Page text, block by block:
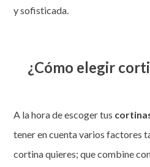
y sofisticada.
¿Cómo elegir
A la hora de escoger tus
tener en cuenta varios factores
cortina quieres; que combine